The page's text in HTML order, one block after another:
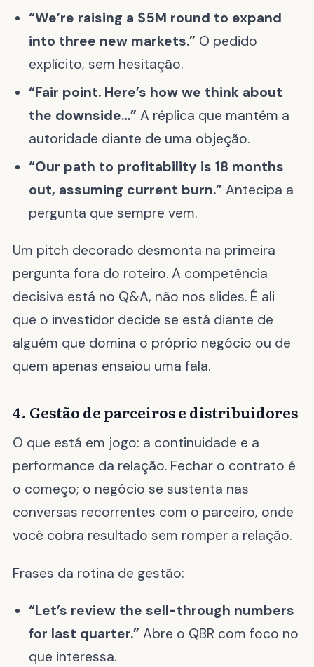
“We’re raising a $5M round to expand
into three new markets.” O pedido
explícito, sem hesitação.
“Fair point. Here’s how we think about
the downside…” A réplica que mantém a
autoridade diante de uma objeção.
“Our path to profitability is 18 months
out, assuming current burn.” Antecipa a
pergunta que sempre vem.
Um pitch decorado desmonta na primeira
pergunta fora do roteiro. A competência
decisiva está no Q&A, não nos slides. É ali
que o investidor decide se está diante de
alguém que domina o próprio negócio ou de
quem apenas ensaiou uma fala.
4. Gestão de parceiros e distribuidores
O que está em jogo: a continuidade e a
performance da relação. Fechar o contrato é
o começo; o negócio se sustenta nas
conversas recorrentes com o parceiro, onde
você cobra resultado sem romper a relação.
Frases da rotina de gestão:
“Let’s review the sell-through numbers
for last quarter.” Abre o QBR com foco no
que interessa.